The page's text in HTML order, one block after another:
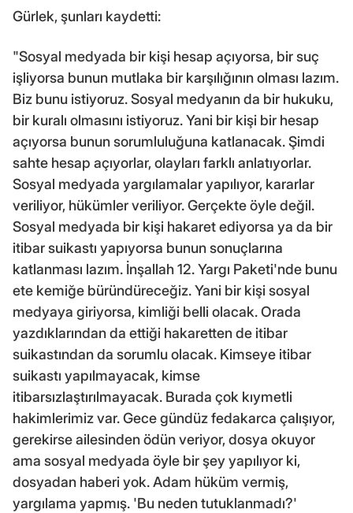
Gürlek, şunları kaydetti:
"Sosyal medyada bir kişi hesap açıyorsa, bir suç
işliyorsa bunun mutlaka bir karşılığının olması lazım.
Biz bunu istiyoruz. Sosyal medyanın da bir hukuku,
bir kuralı olmasını istiyoruz. Yani bir kişi bir hesap
açıyorsa bunun sorumluluğuna katlanacak. Şimdi
sahte hesap açıyorlar, olayları farklı anlatıyorlar.
Sosyal medyada yargılamalar yapılıyor, kararlar
veriliyor, hükümler veriliyor. Gerçekte öyle değil.
Sosyal medyada bir kişi hakaret ediyorsa ya da bir
itibar suikastı yapıyorsa bunun sonuçlarına
katlanması lazım. İnşallah 12. Yargı Paketi'nde bunu
ete kemiğe büründüreceğiz. Yani bir kişi sosyal
medyaya giriyorsa, kimliği belli olacak. Orada
yazdıklarından da ettiği hakaretten de itibar
suikastından da sorumlu olacak. Kimseye itibar
suikastı yapılmayacak, kimse
itibarsızlaştırılmayacak. Burada çok kıymetli
hakimlerimiz var. Gece gündüz fedakarca çalışıyor,
gerekirse ailesinden ödün veriyor, dosya okuyor
ama sosyal medyada öyle bir şey yapılıyor ki,
dosyadan haberi yok. Adam hüküm vermiş,
yargılama yapmış. 'Bu neden tutuklanmadı?'